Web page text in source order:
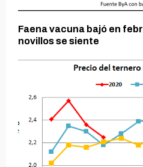
Faena vacuna bajó en
novillos se siente